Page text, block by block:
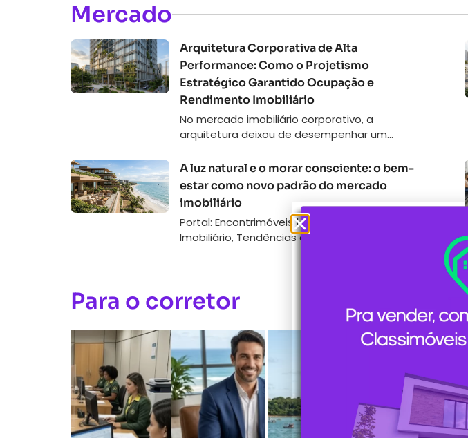
Mercado
Arquitetura Corporativa de Alta
Performance: Como o Projetismo
Estratégico Garantido Ocupação e
Rendimento Imobiliário
No mercado imobiliário corporativo, a
arquitetura deixou de desempenhar um...
A luz natural e o morar consciente: o bem-
estar como novo padrão do mercado
imobiliário
Portal: Encontrimóveis | Editoria: Mercado
Imobiliário, Tendências e Qualidade de...
Para o corretor